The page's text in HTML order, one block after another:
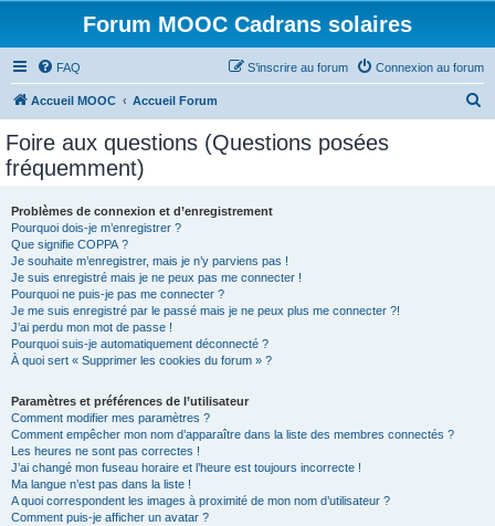
Forum MOOC Cadrans solaires
FAQ Connexion au forum
S’inscrire au forum
Accueil MOOC Accueil Forum
Foire aux questions (Questions posées
fréquemment)
Problèmes de connexion et d’enregistrement
Pourquoi dois-je m’enregistrer ?
Que signifie COPPA ?
Je souhaite m’enregistrer, mais je n’y parviens pas !
Je suis enregistré mais je ne peux pas me connecter !
Pourquoi ne puis-je pas me connecter ?
Je me suis enregistré par le passé mais je ne peux plus me connecter ?!
J’ai perdu mon mot de passe !
Pourquoi suis-je automatiquement déconnecté ?
À quoi sert « Supprimer les cookies du forum » ?
Paramètres et préférences de l’utilisateur
Comment modifier mes paramètres ?
Comment empêcher mon nom d’apparaître dans la liste des membres connectés ?
Les heures ne sont pas correctes !
J’ai changé mon fuseau horaire et l’heure est toujours incorrecte !
Ma langue n’est pas dans la liste !
A quoi correspondent les images à proximité de mon nom d’utilisateur ?
Comment puis-je afficher un avatar ?